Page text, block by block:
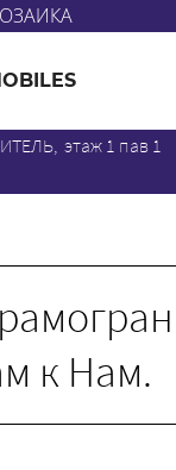
этаж 1 пав 1
к Нам.